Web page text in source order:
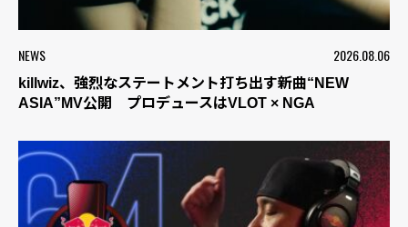
NEWS 2026.08.06
killwiz、強烈なステートメント打ち出す新曲“NEW
ASIA”MV公開 プロデュースはVLOT × NGA